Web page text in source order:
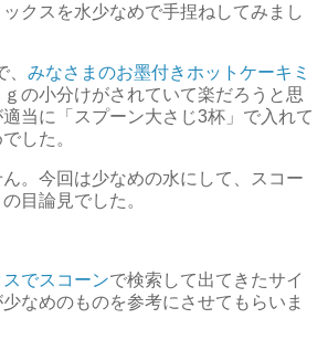
クスを水少なめで手捏ねしてみまし
みなさまのお墨付きホットケーキミ
の小分けがされていて楽だろうと思
当に「スプーン大さじ3杯」で入れて
した。
。今回は少なめの水にして、スコー
目論見でした。
でスコーンで検索して出てきたサイ
なめのものを参考にさせてもらいま